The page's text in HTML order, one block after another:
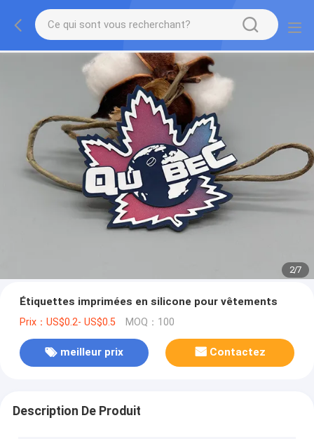
2/7
Étiquettes imprimées en silicone pour vêtements
Prix：US$0.2- US$0.5 MOQ：100
meilleur prix Contactez
Description De Produit